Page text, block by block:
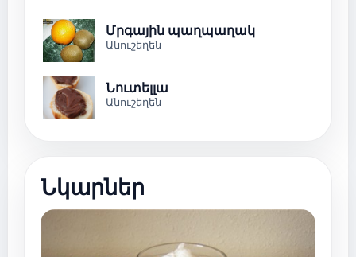
Մրգային պաղպաղակ
Անուշեղեն
Նուտելլա
Անուշեղեն
Նկարներ